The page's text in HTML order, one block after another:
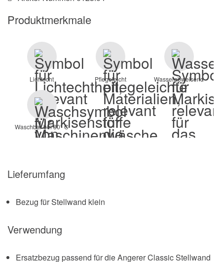
Produktmerkmale
Lichtecht Pflegeleicht Wasserabweisend
Waschbar bei 30° C
Lieferumfang
Bezug für Stellwand klein
Verwendung
Ersatzbezug passend für die Angerer Classic Stellwand